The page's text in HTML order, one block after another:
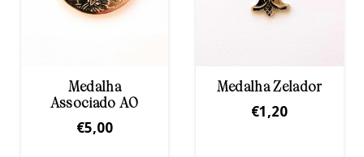
Medalha Zelador
€1,20
O Coração que
nos Ama